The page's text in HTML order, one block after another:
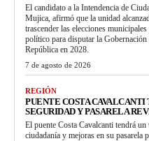
El candidato a la Intendencia de
Mujica, afirmó que la unidad
trascender las elecciones
político para disputar la
República en 2028.
7 de agosto de 2026
REGIÓN
PUENTE COSTA
SEGURIDAD Y PASARELA
El puente Costa Cavalcanti tendrá
ciudadanía y mejoras en su pasarela